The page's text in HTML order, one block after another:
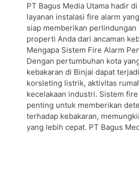
PT Bagus Media Utama hadir
layanan instalasi fire alarm
siap memberikan
properti Anda dari ancaman
Mengapa Sistem Fire Alarm
Dengan pertumbuhan kota
kebakaran di Binjai dapat
korsleting listrik, aktivitas
kecelakaan industri. Sistem
penting untuk memberikan
terhadap kebakaran,
yang lebih cepat. PT Bagus